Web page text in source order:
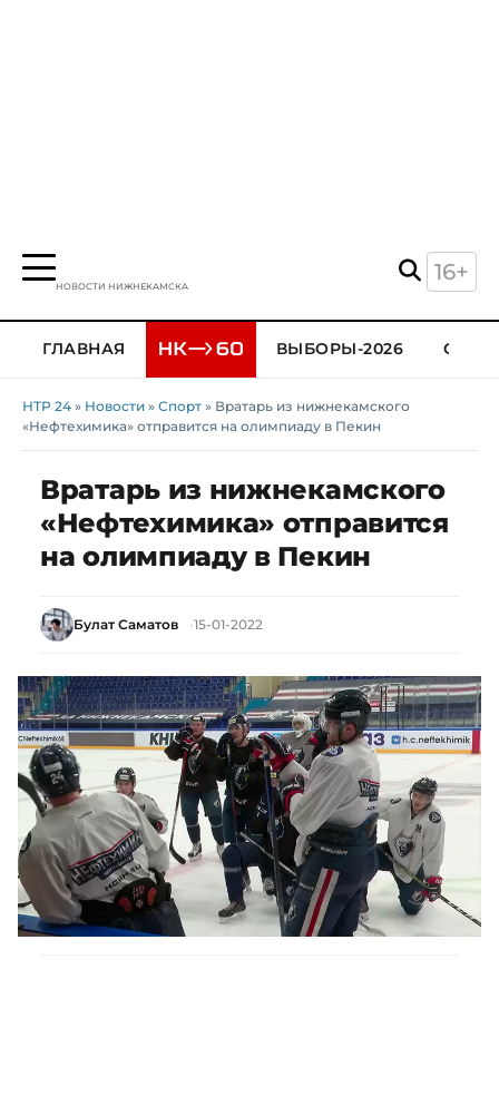
НОВОСТИ НИЖНЕКАМСКА
16+
ГЛАВНАЯ ВЫБОРЫ-2026
НТР 24 » Новости » Спорт » Вратарь из нижнекамского
«Нефтехимика» отправится на олимпиаду в Пекин
Вратарь из нижнекамского
«Нефтехимика» отправится
на олимпиаду в Пекин
Булат Саматов 15-01-2022